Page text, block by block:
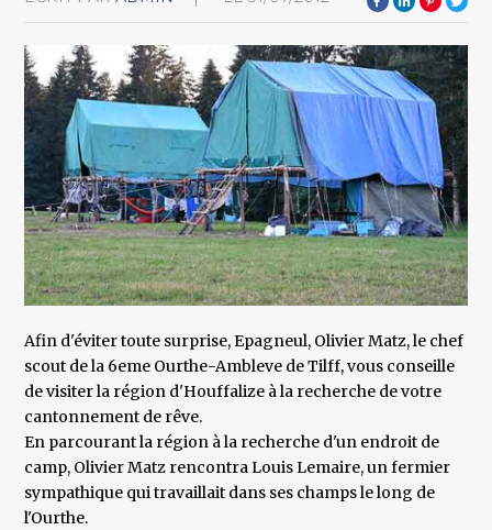
Afin d'éviter toute surprise, Epagneul, Olivier Matz, le chef
scout de la 6eme Ourthe-Ambleve de Tilff, vous conseille
de visiter la région d'Houffalize à la recherche de votre
cantonnement de rêve.
En parcourant la région à la recherche d'un endroit de
camp, Olivier Matz rencontra Louis Lemaire, un fermier
sympathique qui travaillait dans ses champs le long de
l'Ourthe.